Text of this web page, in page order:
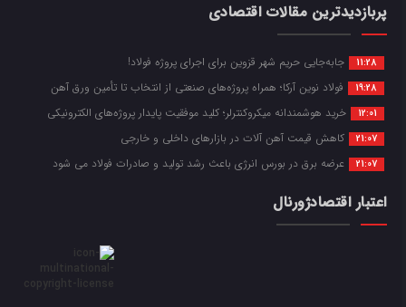
پربازدیدترین مقالات اقتصادی
11:28 جابه‌جایی حریم شهر قزوین برای اجرای پروژه فولاد!
19:28 فولاد نوین آرکا؛ همراه پروژه‌های صنعتی از انتخاب تا تأمین ورق آهن
12:01 خرید هوشمندانه میکروکنترلر؛ کلید موفقیت پایدار پروژه‌های الکترونیکی
21:07 کاهش قیمت آهن آلات در بازارهای داخلی و خارجی
21:07 عرضه برق در بورس انرژی باعث رشد تولید و صادرات فولاد می شود
اعتبار اقتصادژورنال